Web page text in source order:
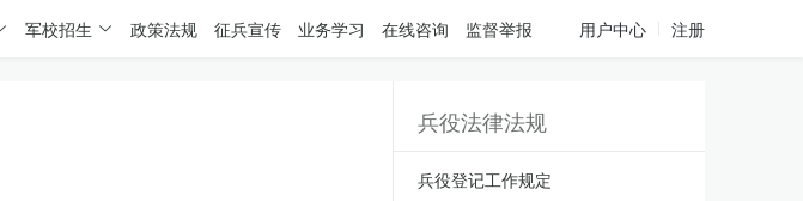
军校招生 政策法规 征兵宣传 业务学习 在线咨询 监督举报 用户中心 注册
兵役法律法规
兵役登记工作规定